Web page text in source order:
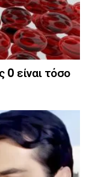
0 είναι τόσο